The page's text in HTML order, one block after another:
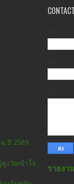
ปี 2569
งวัยเข้าใจ
รายงา